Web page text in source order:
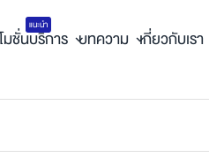
มชั่น
แนะนำ
บริการ บทความ เกี่ยวกับเรา